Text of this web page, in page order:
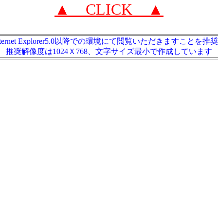
▲ CLICK ▲
Explorer5.0以降での環境にて閲覧いただきますことを推
推奨解像度は1024Ｘ768、文字サイズ最小で作成しています